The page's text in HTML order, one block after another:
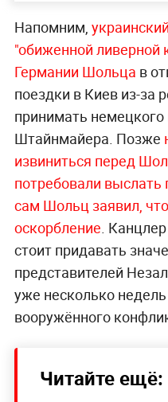
Напомним,
"обиженной ливерной
Германии Шольца в
поездки в Киев из-за
принимать немецкого
Штайнмайера. Позже
извиниться перед
потребовали выслать
сам Шольц заявил,
оскорбление .
стоит придавать
представителей
уже несколько
вооружённого
Читайте ещё: